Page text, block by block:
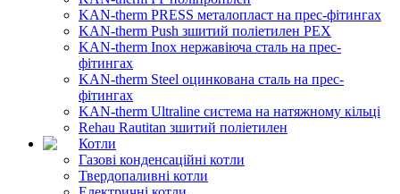
KAN-therm PRESS металопласт на прес-фітингах
KAN-therm Push зшитий поліетилен PEX
KAN-therm Inox нержавіюча сталь на прес-
фітингах
KAN-therm Steel оцинкована сталь на прес-
фітингах
KAN-therm Ultraline система на натяжному кільці
Rehau Rautitan зшитий поліетилен
Котли
Газові конденсаційні котли
Твердопаливні котли